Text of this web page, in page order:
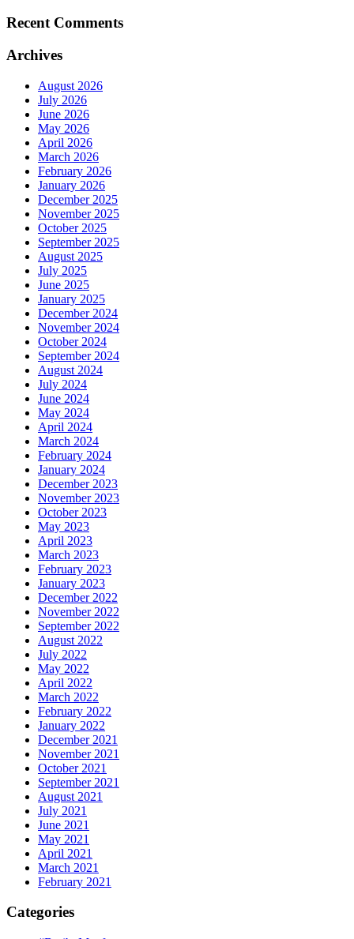
Recent Comments
Archives
August 2026
July 2026
June 2026
May 2026
April 2026
March 2026
February 2026
January 2026
December 2025
November 2025
October 2025
September 2025
August 2025
July 2025
June 2025
January 2025
December 2024
November 2024
October 2024
September 2024
August 2024
July 2024
June 2024
May 2024
April 2024
March 2024
February 2024
January 2024
December 2023
November 2023
October 2023
May 2023
April 2023
March 2023
February 2023
January 2023
December 2022
November 2022
September 2022
August 2022
July 2022
May 2022
April 2022
March 2022
February 2022
January 2022
December 2021
November 2021
October 2021
September 2021
August 2021
July 2021
June 2021
May 2021
April 2021
March 2021
February 2021
Categories